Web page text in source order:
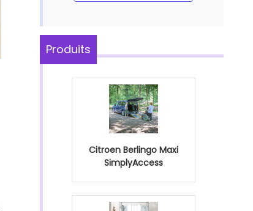
Produits
Citroen Berlingo Maxi
SimplyAccess